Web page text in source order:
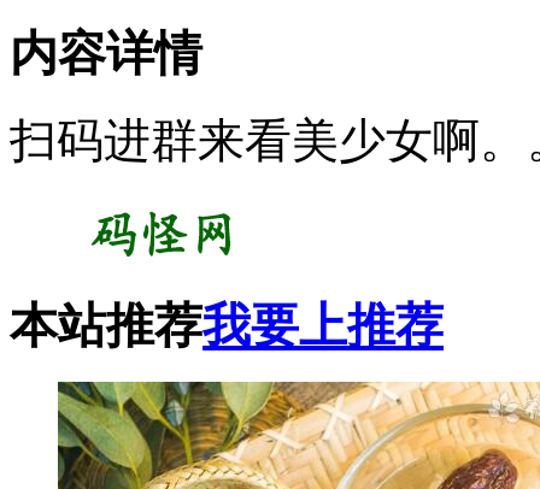
内容详情
扫码进群来看美少女啊
本站推荐我要上推荐